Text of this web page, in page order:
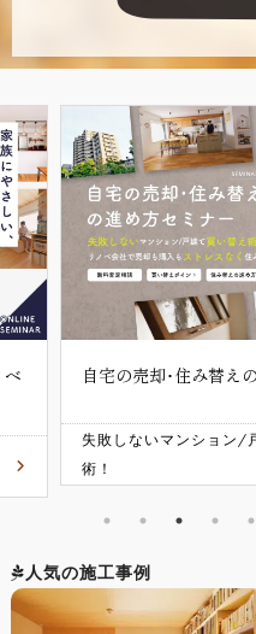
自宅の売却･住み替え
失敗しないマンション/
術！
人気の施工事例